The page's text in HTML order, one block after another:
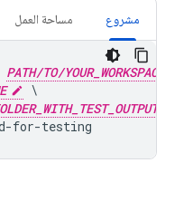
مشروع مساحة العمل
PATH/TO/YOUR_WORKSPACE
\
for-testing